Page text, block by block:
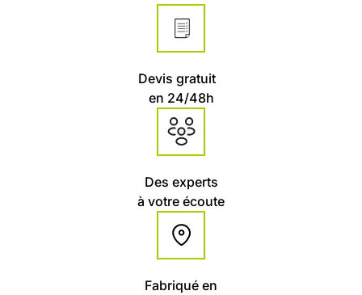
Devis gratuit
en 24/48h
Des experts
à votre écoute
Fabriqué en